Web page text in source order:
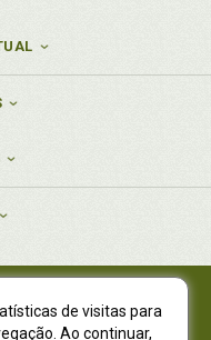
0001-19
de visitas para
Ao continuar,